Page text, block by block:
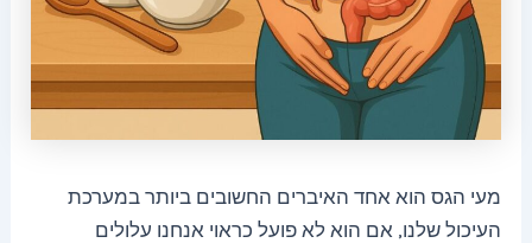
מעי הגס הוא אחד האיברים החשובים ביותר במערכת
העיכול שלנו, אם הוא לא פועל כראוי אנחנו עלולים